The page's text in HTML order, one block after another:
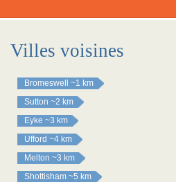
Villes voisines
Bromeswell
~1 km
Sutton ~2 km
Eyke ~3 km
Ufford ~4 km
Melton ~3 km
Shottisham ~5 km